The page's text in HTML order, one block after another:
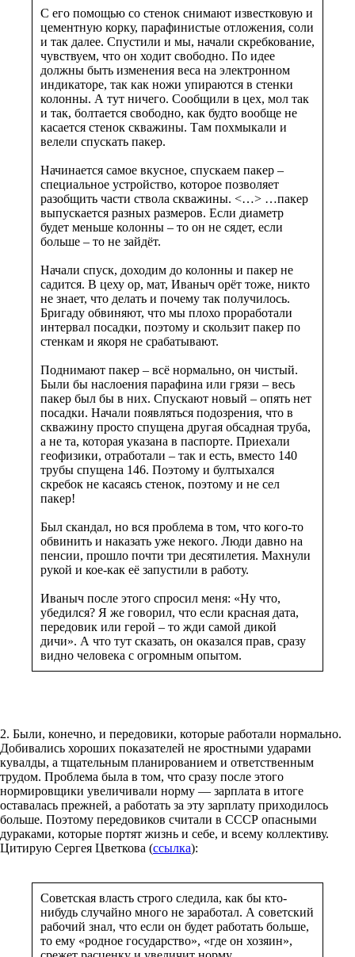
С его помощью со стенок снимают известковую и
цементную корку, парафинистые отложения, соли
и так далее. Спустили и мы, начали скребкование,
чувствуем, что он ходит свободно. По идее
должны быть изменения веса на электронном
индикаторе, так как ножи упираются в стенки
колонны. А тут ничего. Сообщили в цех, мол так
и так, болтается свободно, как будто вообще не
касается стенок скважины. Там похмыкали и
велели спускать пакер.
Начинается самое вкусное, спускаем пакер –
специальное устройство, которое позволяет
разобщить части ствола скважины. <…> …пакер
выпускается разных размеров. Если диаметр
будет меньше колонны – то он не сядет, если
больше – то не зайдёт.
Начали спуск, доходим до колонны и пакер не
садится. В цеху ор, мат, Иваныч орёт тоже, никто
не знает, что делать и почему так получилось.
Бригаду обвиняют, что мы плохо проработали
интервал посадки, поэтому и скользит пакер по
стенкам и якоря не срабатывают.
Поднимают пакер – всё нормально, он чистый.
Были бы наслоения парафина или грязи – весь
пакер был бы в них. Спускают новый – опять нет
посадки. Начали появляться подозрения, что в
скважину просто спущена другая обсадная труба,
а не та, которая указана в паспорте. Приехали
геофизики, отработали – так и есть, вместо 140
трубы спущена 146. Поэтому и бултыхался
скребок не касаясь стенок, поэтому и не сел
пакер!
Был скандал, но вся проблема в том, что кого-то
обвинить и наказать уже некого. Люди давно на
пенсии, прошло почти три десятилетия. Махнули
рукой и кое-как её запустили в работу.
Иваныч после этого спросил меня: «Ну что,
убедился? Я же говорил, что если красная дата,
передовик или герой – то жди самой дикой
дичи». А что тут сказать, он оказался прав, сразу
видно человека с огромным опытом.
2. Были, конечно, и передовики, которые работали нормально.
Добивались хороших показателей не яростными ударами
кувалды, а тщательным планированием и ответственным
трудом. Проблема была в том, что сразу после этого
нормировщики увеличивали норму — зарплата в итоге
оставалась прежней, а работать за эту зарплату приходилось
больше. Поэтому передовиков считали в СССР опасными
дураками, которые портят жизнь и себе, и всему коллективу.
Цитирую Сергея Цветкова (ссылка):
Советская власть строго следила, как бы кто-
нибудь случайно много не заработал. А советский
рабочий знал, что если он будет работать больше,
то ему «родное государство», «где он хозяин»,